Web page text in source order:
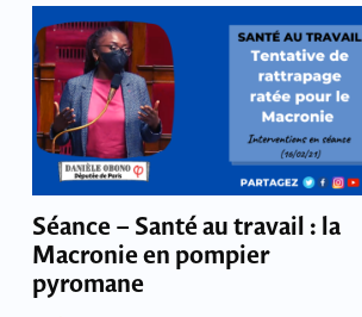
Séance – Santé au travail : la
Macronie en pompier
pyromane